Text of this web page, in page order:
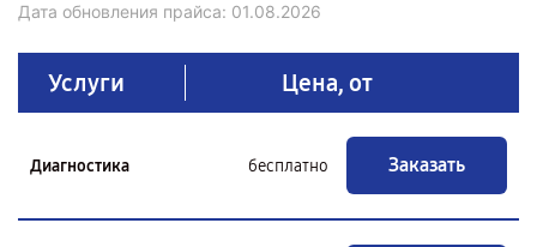
Дата обновления прайса: 01.08.2026
Услуги Цена, от
Диагностика бесплатно Заказать